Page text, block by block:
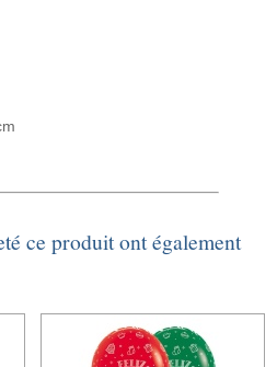
ce produit ont également